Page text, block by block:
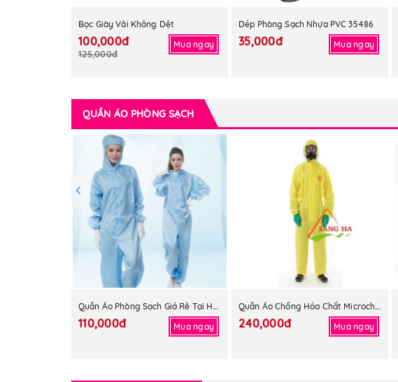
Bọc Giày Vải Không Dệt
100,000đ
125,000đ
Mua ngay
Dép Phòng Sạch Nhựa PVC 35486
35,000đ Mua ngay
QUẦN ÁO PHÒNG SẠCH
Quần Áo Phòng Sạch Giá Rẻ Tại HCM
110,000đ Mua ngay
Quần Áo Chống Hóa Chất Microchem 3000
240,000đ Mua ngay